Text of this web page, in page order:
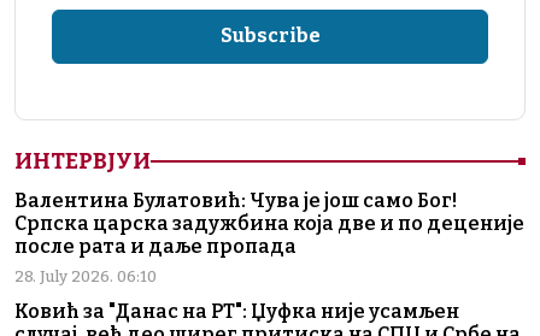
ИНТЕРВЈУИ
Валентина Булатовић: Чува је још само Бог!
Српска царска задужбина која две и по деценије
после рата и даље пропада
28. July 2026. 06:10
Ковић за "Данас на РТ": Џуфка није усамљен